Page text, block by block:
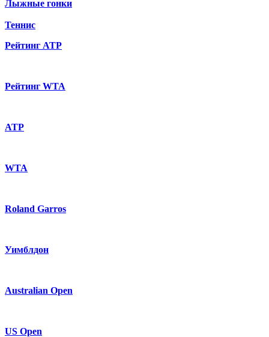
Лыжные гонки
Теннис
Рейтинг ATP
Рейтинг WTA
ATP
WTA
Roland Garros
Уимблдон
Australian Open
US Open